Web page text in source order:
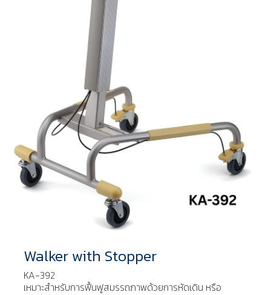
Walker with Stopper
KA-392
เหมาะสำหรับการฟื้นฟูสมรรถภาพด้วยการหัดเดิน หรือ